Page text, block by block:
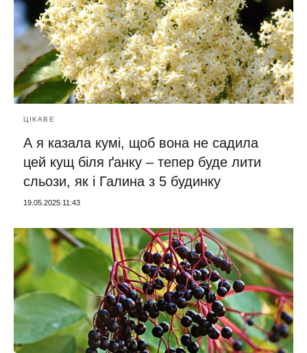
ЦІКАВЕ
А я казала кумі, щоб вона не садила
цей кущ біля ґанку – тепер буде лити
сльози, як і Галина з 5 будинку
19.05.2025 11:43